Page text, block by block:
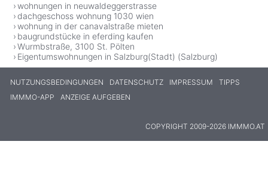
wohnungen in neuwaldeggerstrasse
dachgeschoss wohnung 1030 wien
wohnung in der canavalstraße mieten
baugrundstücke in eferding kaufen
Wurmbstraße, 3100 St. Pölten
Eigentumswohnungen in Salzburg(Stadt) (Salzburg)
NUTZUNGSBEDINGUNGEN DATENSCHUTZ IMPRESSUM
TIPPS
IMMMO-APP
ANZEIGE AUFGEBEN
COPYRIGHT 2009-2026 IMMMO.AT